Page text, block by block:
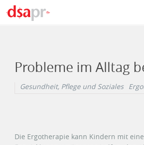
Probleme im Alltag
Gesundheit, Pflege und Soziales
Die Ergotherapie kann Kindern mit